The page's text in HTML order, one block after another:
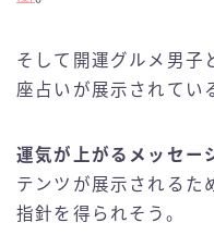
そして開運グルメ男子
座占いが展示されてい
運気が上がるメッセー
テンツが展示されるた
指針を得られそう。